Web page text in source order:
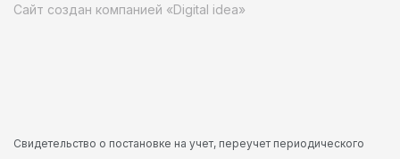
Сайт создан компанией «Digital idea»
Свидетельство о постановке на учет, переучет периодического